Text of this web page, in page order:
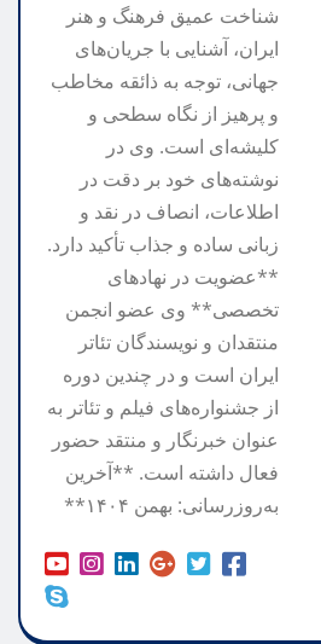
شناخت عمیق فرهنگ و هنر
ایران، آشنایی با جریان‌های
جهانی، توجه به ذائقه مخاطب
و پرهیز از نگاه سطحی و
کلیشه‌ای است. وی در
نوشته‌های خود بر دقت در
اطلاعات، انصاف در نقد و
زبانی ساده و جذاب تأکید دارد.
**عضویت در نهادهای
تخصصی** وی عضو انجمن
منتقدان و نویسندگان تئاتر
ایران است و در چندین دوره
از جشنواره‌های فیلم و تئاتر به
عنوان خبرنگار و منتقد حضور
فعال داشته است. **آخرین
به‌روزرسانی: بهمن ۱۴۰۴**